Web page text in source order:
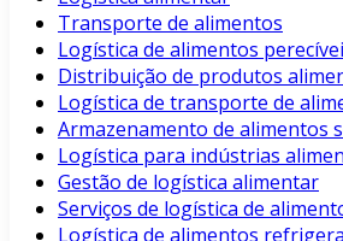
Transporte de alimentos
Logística de alimentos
Distribuição de produtos
Logística de transporte de
Armazenamento de alimentos
Logística para indústrias
Gestão de logística alimentar
Serviços de logística de
Logística de alimentos